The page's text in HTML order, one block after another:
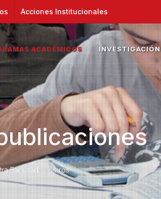
Acciones Institucionales
ACADÉMICOS INVESTIGACIÓN
Facultad Libros